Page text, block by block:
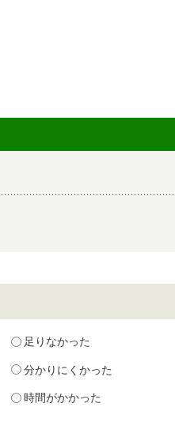
足りなかった
分かりにくかった
時間がかかった